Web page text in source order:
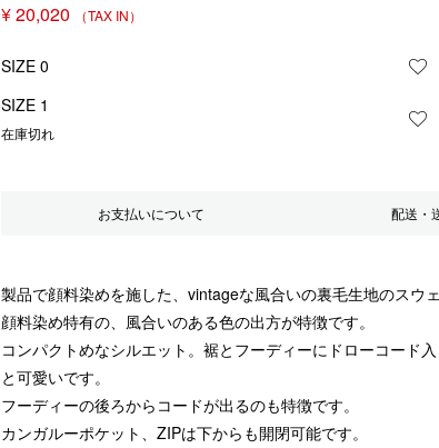
¥20,020
SIZE 0
SIZE 1
在庫切れ
お支払いについて 配送・
製品で顔料染めを施した、vintageな風合いの裏毛生地のスウ
顔料染め特有の、風合いのある色の出方が特徴です。
コンパクトめなシルエット。裾とフーディーにドローコード
と可愛いです。
フーディーの後ろからコードが出るのも特徴です。
カンガルーポケット、ZIPは下からも開閉可能です。